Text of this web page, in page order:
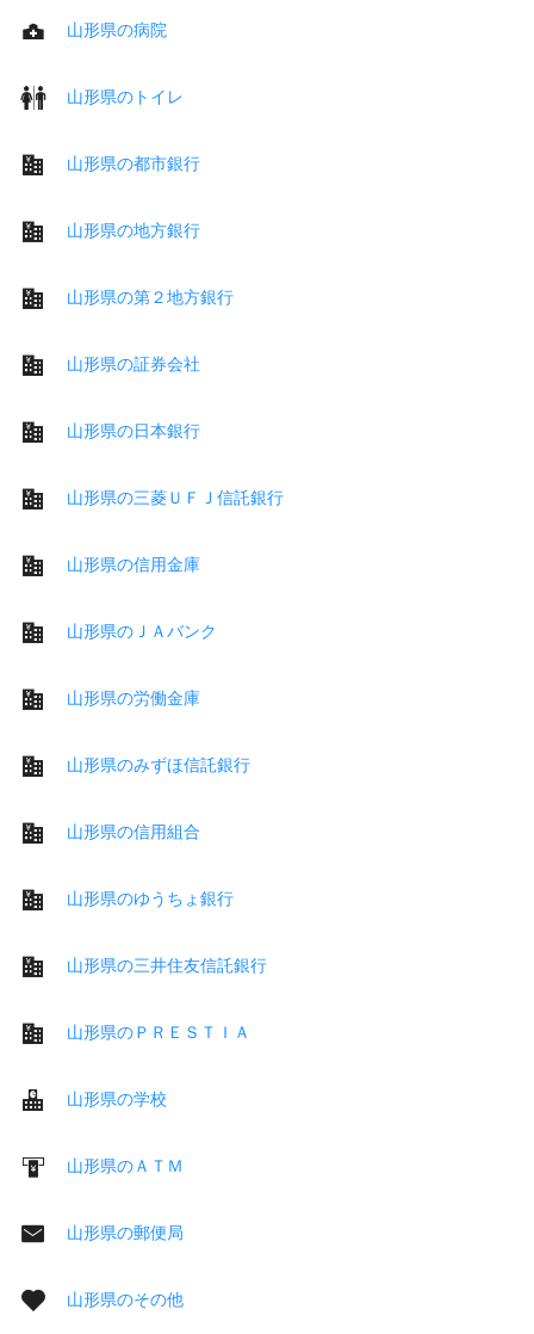
山形県の病院
山形県のトイレ
山形県の都市銀行
山形県の地方銀行
山形県の第２地方銀行
山形県の証券会社
山形県の日本銀行
山形県の三菱ＵＦＪ信託銀行
山形県の信用金庫
山形県のＪＡバンク
山形県の労働金庫
山形県のみずほ信託銀行
山形県の信用組合
山形県のゆうちょ銀行
山形県の三井住友信託銀行
山形県のＰＲＥＳＴＩＡ
山形県の学校
山形県のＡＴＭ
山形県の郵便局
山形県のその他